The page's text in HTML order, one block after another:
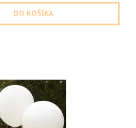
balení velkost 90cm dodavame